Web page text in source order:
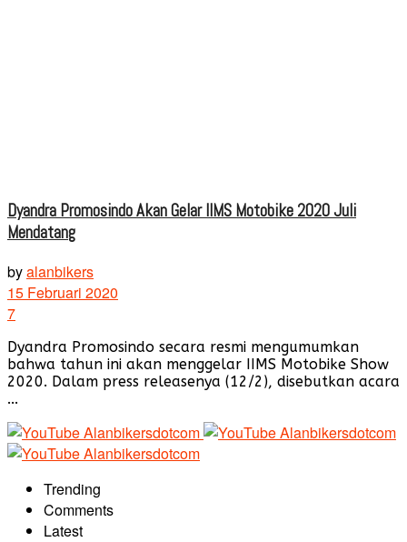
Dyandra Promosindo Akan Gelar IIMS Motobike 2020 Juli
Mendatang
byalanbikers
15 Februari 2020
7
Dyandra Promosindo secara resmi mengumumkan
bahwa tahun ini akan menggelar IIMS Motobike Show
2020. Dalam press releasenya (12/2), disebutkan acara
...
Trending
Comments
Latest